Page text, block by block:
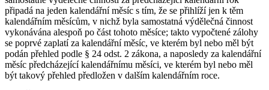
připadá na jeden kalendářní měsíc s tím, že se přihlíží jen k těm
kalendářním měsícům, v nichž byla samostatná výdělečná činnost
vykonávána alespoň po část tohoto měsíce; takto vypočtené zálohy
se poprvé zaplatí za kalendářní měsíc, ve kterém byl nebo měl být
podán přehled podle § 24 odst. 2 zákona, a naposledy za kalendářní
měsíc předcházející kalendářnímu měsíci, ve kterém byl nebo měl
být takový přehled předložen v dalším kalendářním roce.